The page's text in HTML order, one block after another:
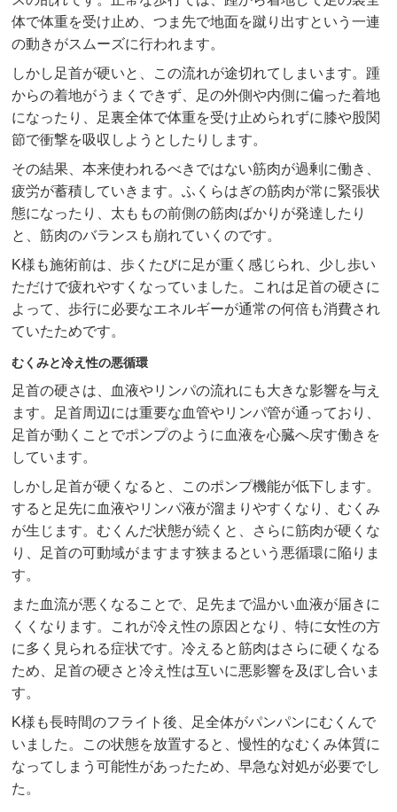
体で体重を受け止め、つま先で地面を蹴り出すという一連
の動きがスムーズに行われます。
しかし足首が硬いと、この流れが途切れてしまいます。踵
からの着地がうまくできず、足の外側や内側に偏った着地
になったり、足裏全体で体重を受け止められずに膝や股関
節で衝撃を吸収しようとしたりします。
その結果、本来使われるべきではない筋肉が過剰に働き、
疲労が蓄積していきます。ふくらはぎの筋肉が常に緊張状
態になったり、太ももの前側の筋肉ばかりが発達したり
と、筋肉のバランスも崩れていくのです。
K様も施術前は、歩くたびに足が重く感じられ、少し歩い
ただけで疲れやすくなっていました。これは足首の硬さに
よって、歩行に必要なエネルギーが通常の何倍も消費され
ていたためです。
むくみと冷え性の悪循環
足首の硬さは、血液やリンパの流れにも大きな影響を与え
ます。足首周辺には重要な血管やリンパ管が通っており、
足首が動くことでポンプのように血液を心臓へ戻す働きを
しています。
しかし足首が硬くなると、このポンプ機能が低下します。
すると足先に血液やリンパ液が溜まりやすくなり、むくみ
が生じます。むくんだ状態が続くと、さらに筋肉が硬くな
り、足首の可動域がますます狭まるという悪循環に陥りま
す。
また血流が悪くなることで、足先まで温かい血液が届きに
くくなります。これが冷え性の原因となり、特に女性の方
に多く見られる症状です。冷えると筋肉はさらに硬くなる
ため、足首の硬さと冷え性は互いに悪影響を及ぼし合いま
す。
K様も長時間のフライト後、足全体がパンパンにむくんで
いました。この状態を放置すると、慢性的なむくみ体質に
なってしまう可能性があったため、早急な対処が必要でし
た。